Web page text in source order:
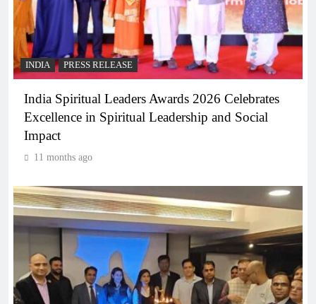
INDIA PRESS RELEASE
India Spiritual Leaders Awards 2026 Celebrates
Excellence in Spiritual Leadership and Social
Impact
11 months ago